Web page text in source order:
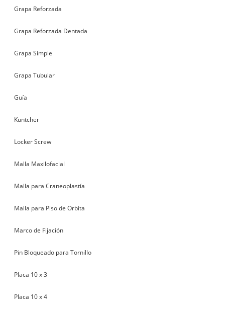
Grapa Reforzada
Grapa Reforzada Dentada
Grapa Simple
Grapa Tubular
Guía
Kuntcher
Locker Screw
Malla Maxilofacial
Malla para Craneoplastía
Malla para Piso de Orbita
Marco de Fijación
Pin Bloqueado para Tornillo
Placa 10 x 3
Placa 10 x 4